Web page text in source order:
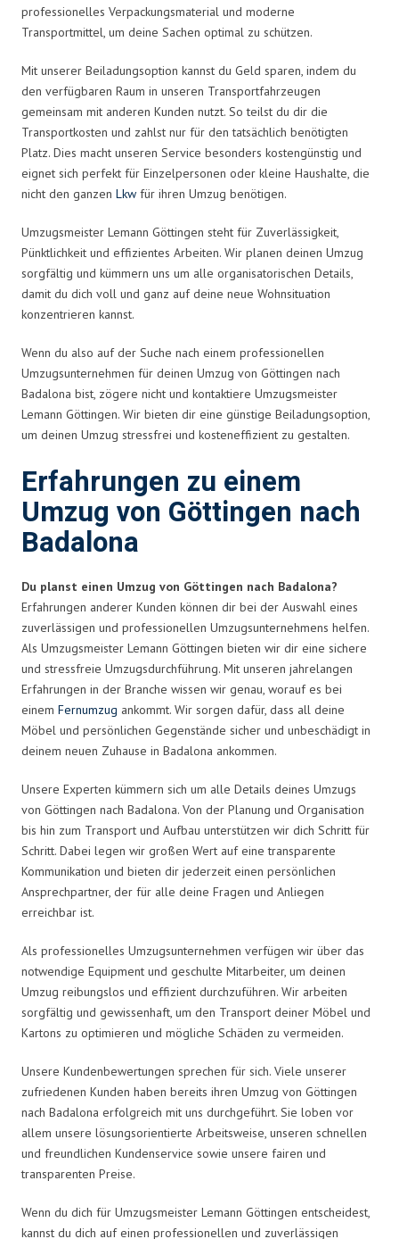
professionelles Verpackungsmaterial und moderne
Transportmittel, um deine Sachen optimal zu schützen.
Mit unserer Beiladungsoption kannst du Geld sparen, indem du
den verfügbaren Raum in unseren Transportfahrzeugen
gemeinsam mit anderen Kunden nutzt. So teilst du dir die
Transportkosten und zahlst nur für den tatsächlich benötigten
Platz. Dies macht unseren Service besonders kostengünstig und
eignet sich perfekt für Einzelpersonen oder kleine Haushalte, die
nicht den ganzen Lkw für ihren Umzug benötigen.
Umzugsmeister Lemann Göttingen steht für Zuverlässigkeit,
Pünktlichkeit und effizientes Arbeiten. Wir planen deinen Umzug
sorgfältig und kümmern uns um alle organisatorischen Details,
damit du dich voll und ganz auf deine neue Wohnsituation
konzentrieren kannst.
Wenn du also auf der Suche nach einem professionellen
Umzugsunternehmen für deinen Umzug von Göttingen nach
Badalona bist, zögere nicht und kontaktiere Umzugsmeister
Lemann Göttingen. Wir bieten dir eine günstige Beiladungsoption,
um deinen Umzug stressfrei und kosteneffizient zu gestalten.
Erfahrungen zu einem
Umzug von Göttingen nach
Badalona
Du planst einen Umzug von Göttingen nach Badalona?
Erfahrungen anderer Kunden können dir bei der Auswahl eines
zuverlässigen und professionellen Umzugsunternehmens helfen.
Als Umzugsmeister Lemann Göttingen bieten wir dir eine sichere
und stressfreie Umzugsdurchführung. Mit unseren jahrelangen
Erfahrungen in der Branche wissen wir genau, worauf es bei
einem Fernumzug ankommt. Wir sorgen dafür, dass all deine
Möbel und persönlichen Gegenstände sicher und unbeschädigt in
deinem neuen Zuhause in Badalona ankommen.
Unsere Experten kümmern sich um alle Details deines Umzugs
von Göttingen nach Badalona. Von der Planung und Organisation
bis hin zum Transport und Aufbau unterstützen wir dich Schritt für
Schritt. Dabei legen wir großen Wert auf eine transparente
Kommunikation und bieten dir jederzeit einen persönlichen
Ansprechpartner, der für alle deine Fragen und Anliegen
erreichbar ist.
Als professionelles Umzugsunternehmen verfügen wir über das
notwendige Equipment und geschulte Mitarbeiter, um deinen
Umzug reibungslos und effizient durchzuführen. Wir arbeiten
sorgfältig und gewissenhaft, um den Transport deiner Möbel und
Kartons zu optimieren und mögliche Schäden zu vermeiden.
Unsere Kundenbewertungen sprechen für sich. Viele unserer
zufriedenen Kunden haben bereits ihren Umzug von Göttingen
nach Badalona erfolgreich mit uns durchgeführt. Sie loben vor
allem unsere lösungsorientierte Arbeitsweise, unseren schnellen
und freundlichen Kundenservice sowie unsere fairen und
transparenten Preise.
Wenn du dich für Umzugsmeister Lemann Göttingen entscheidest,
kannst du dich auf einen professionellen und zuverlässigen